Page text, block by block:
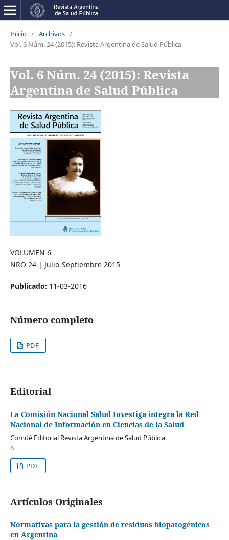
Inicio / Archivos /
Vol. 6 Núm. 24 (2015): Revista Argentina de Salud Pública
Vol. 6 Núm. 24 (2015): Revista
Argentina de Salud Pública
VOLUMEN 6
NRO 24 | Julio-Septiembre 2015
Publicado: 11-03-2016
Número completo
PDF
Editorial
La Comisión Nacional Salud Investiga integra la Red
Nacional de Información en Ciencias de la Salud
Comité Editorial Revista Argentina de Salud Pública
6
PDF
Artículos Originales
Normativas para la gestión de residuos biopatogénicos
en Argentina